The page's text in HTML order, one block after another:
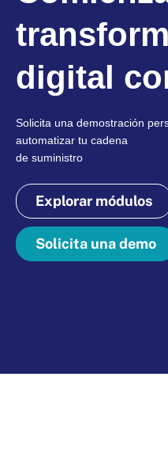
digital
Solicita una demostración
automatizar tu cadena
de suministro
Explorar módulos
Solicita una demo